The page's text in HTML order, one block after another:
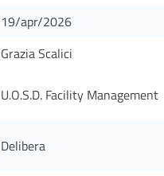
19/apr/2026
Grazia Scalici
U.O.S.D. Facility Management
Delibera